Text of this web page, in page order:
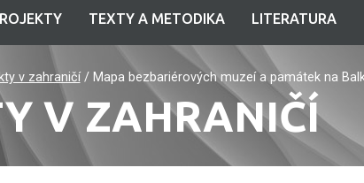
TEXTY A METODIKA LITERATURA
v zahraničí/ Mapa bezbariérových muzeí a památek na
V ZAHRANIČÍ